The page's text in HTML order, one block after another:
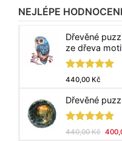
NEJLÉPE
Dřevěné
ze dřeva
Hodnocení
440,00 Kč
Dřevěné
Hodnocení
440,00Kč